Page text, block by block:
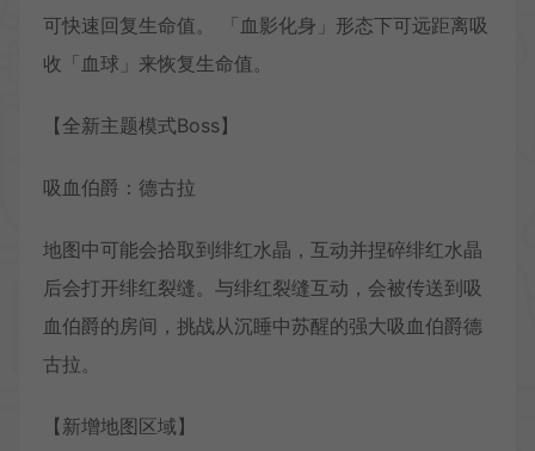
可快速回复生命值。 「血影化身」形态下可远距离吸
收「血球」来恢复生命值。
【全新主题模式Boss】
吸血伯爵：德古拉
地图中可能会拾取到绯红水晶，互动并捏碎绯红水晶
后会打开绯红裂缝。与绯红裂缝互动，会被传送到吸
血伯爵的房间，挑战从沉睡中苏醒的强大吸血伯爵德
古拉。
【新增地图区域】